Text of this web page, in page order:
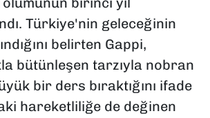
Türkiye'nin geleceğinin
belirten Gappi,
bütünleşen tarzıyla nobran
bir ders bıraktığını ifade
hareketliliğe de değinen